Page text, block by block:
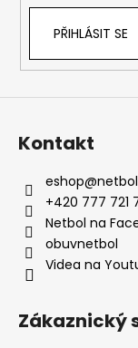
PŘIHLÁSIT SE
Kontakt
eshop@
+420 777 721
Netbol na
obuvnetbol
Videa na
Zákaznický